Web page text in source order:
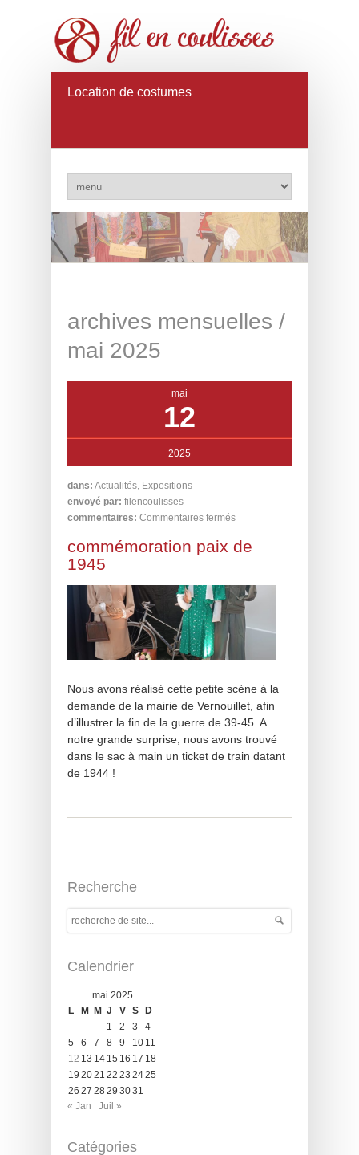
Location de costumes
archives mensuelles /
mai 2025
mai
12
2025
dans: Actualités, Expositions
envoyé par: filencoulisses
commentaires: Commentaires fermés
commémoration paix de
1945
Nous avons réalisé cette petite scène à la
demande de la mairie de Vernouillet, afin
d’illustrer la fin de la guerre de 39-45. A
notre grande surprise, nous avons trouvé
dans le sac à main un ticket de train datant
de 1944 !
Recherche
Calendrier
mai 2025
L
M M J V S
D
1
2 3
4
5
6 7 8 9 10 11
12 13 14 15 16 17 18
19 2021 22 23 2425
26 27 2829 3031
« Jan
Juil »
Catégories